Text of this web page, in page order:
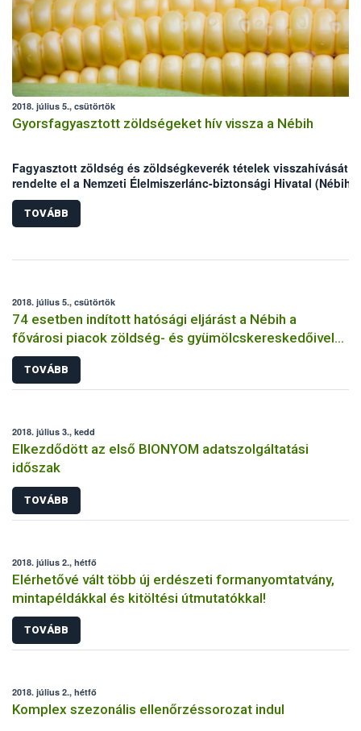
hatóság kezére.
2018. július 5., csütörtök
Gyorsfagyasztott zöldségeket hív vissza a Nébih
Fagyasztott zöldség és zöldségkeverék tételek visszahívását
rendelte el a Nemzeti Élelmiszerlánc-biztonsági Hivatal (Nébih)
aListeria monocytogenes
lehetséges jelenléte miatt. Az érintett vállalkozás a partnereit
értesítette, a különböző márkájú termékek forgalomból történő
hogy figyeljék az üzletekben kihelyezett tájékoztatókat,
TOVÁBB
2018. július 5., csütörtök
74 esetben indított hatósági eljárást a Nébih a
fővárosi piacok zöldség- és gyümölcskereskedőivel
szemben
TOVÁBB
2018. július 3., kedd
Elkezdődött az első BIONYOM adatszolgáltatási
időszak
TOVÁBB
2018. július 2., hétfő
Elérhetővé vált több új erdészeti formanyomtatvány,
mintapéldákkal és kitöltési útmutatókkal!
TOVÁBB
2018. július 2., hétfő
Komplex szezonális ellenőrzéssorozat indul